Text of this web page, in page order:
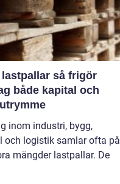
så frigör
både kapital och
inom industri, bygg,
och logistik samlar ofta på
mängder lastpallar. De